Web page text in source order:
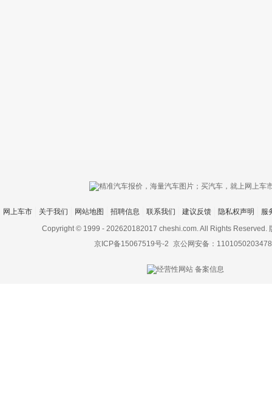
上传图片最多
网上车市 关于我们 网站地图 招聘信息 联系我们 建议反馈 隐私权声明
服
Copyright © 1999 - 202620182017 cheshi.com. All Rights Reserved.
京ICP备15067519号-2 京公网安备：